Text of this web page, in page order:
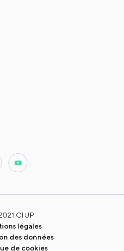
CIUP
légales
des données
de cookies